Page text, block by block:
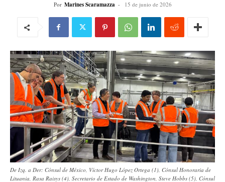
Por Marines Scaramazza - 15 de junio de 2026
De Izq. a Der: Cónsul de México, Víctor Hugo López Ortega (1), Cónsul Honoraria de
Lituania, Rasa Raisys (4), Secretario de Estado de Washington, Steve Hobbs (5), Cónsul